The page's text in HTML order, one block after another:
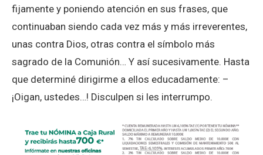
fijamente y poniendo atención en sus frases, que
continuaban siendo cada vez más y más irreverentes,
unas contra Dios, otras contra el símbolo más
sagrado de la Comunión… Y así sucesivamente. Hasta
que determiné dirigirme a ellos educadamente: –
¡Oigan, ustedes…! Disculpen si les interrumpo.